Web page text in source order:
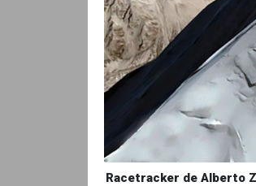
Racetracker de Alberto